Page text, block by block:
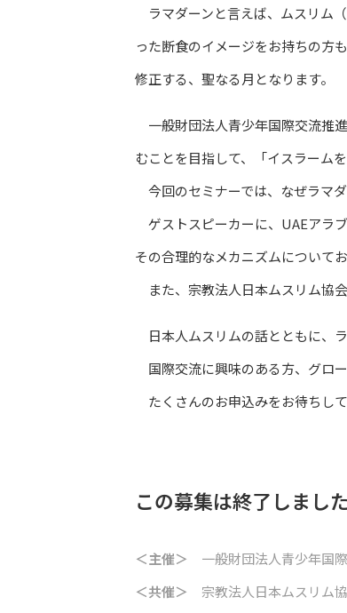
ラマダーンと言えば、ムスリム
った断食のイメージをお持ちの方
修正する、聖なる月となります。
一般財団法人青少年国際交流推
むことを目指して、「イスラーム
今回のセミナーでは、なぜラマ
ゲストスピーカーに、UAEアラ
その合理的なメカニズムについてお
また、宗教法人日本ムスリム協
日本人ムスリムの話とともに、
国際交流に興味のある方、グロ
たくさんのお申込みをお待ちして
この募集は終了しました
＜主催＞ 一般財団法人青少年国
＜共催＞ 宗教法人日本ムスリム